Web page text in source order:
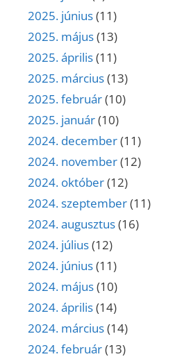
2025. június(11)
2025. május(13)
2025. április(11)
2025. március(13)
2025. február(10)
2025. január(10)
2024. december(11)
2024. november(12)
2024. október(12)
2024. szeptember(11)
2024. augusztus(16)
2024. július(12)
2024. június(11)
2024. május(10)
2024. április(14)
2024. március(14)
2024. február(13)